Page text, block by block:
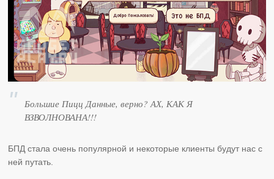
Большие Пицц Данные, верно? АХ, КАК Я
ВЗВОЛНОВАНА!!!
БПД стала очень популярной и некоторые клиенты будут нас с
ней путать.